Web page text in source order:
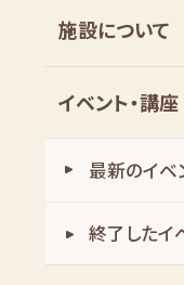
施設について
イベント・講座
最新のイベ